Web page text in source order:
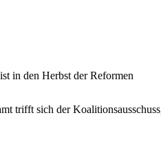
in den Herbst der Reformen
trifft sich der